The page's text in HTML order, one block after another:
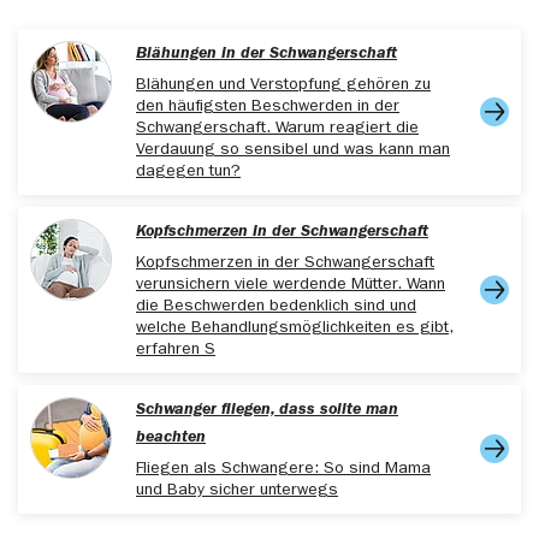
patienteninformationen.de/documents/401388/
aufgerufen am 16.04.2025
Blähungen in der Schwangerschaft
Blähungen und Verstopfung gehören zu
den häufigsten Beschwerden in der
Schwangerschaft. Warum reagiert die
Verdauung so sensibel und was kann man
dagegen tun?
Kopfschmerzen in der Schwangerschaft
Kopfschmerzen in der Schwangerschaft
verunsichern viele werdende Mütter. Wann
die Beschwerden bedenklich sind und
welche Behandlungsmöglichkeiten es gibt,
erfahren S
Schwanger fliegen, dass sollte man
beachten
Fliegen als Schwangere: So sind Mama
und Baby sicher unterwegs